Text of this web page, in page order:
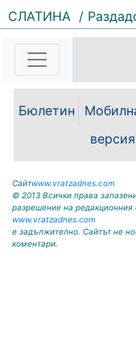
75 |
традиционни
фолклорната
дни – Мизия
представиха
СЛАТИНА /
Бюлетин
версия
Сайтwww.vratzadnes.com
© 2013 Всички права
разрешение на редакционния
www.vratzadnes.com
е задължително. Сайтът не
коментари.